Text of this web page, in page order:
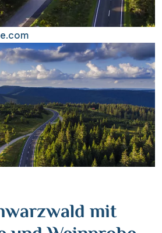
71 552 40 30CH|DE
mit